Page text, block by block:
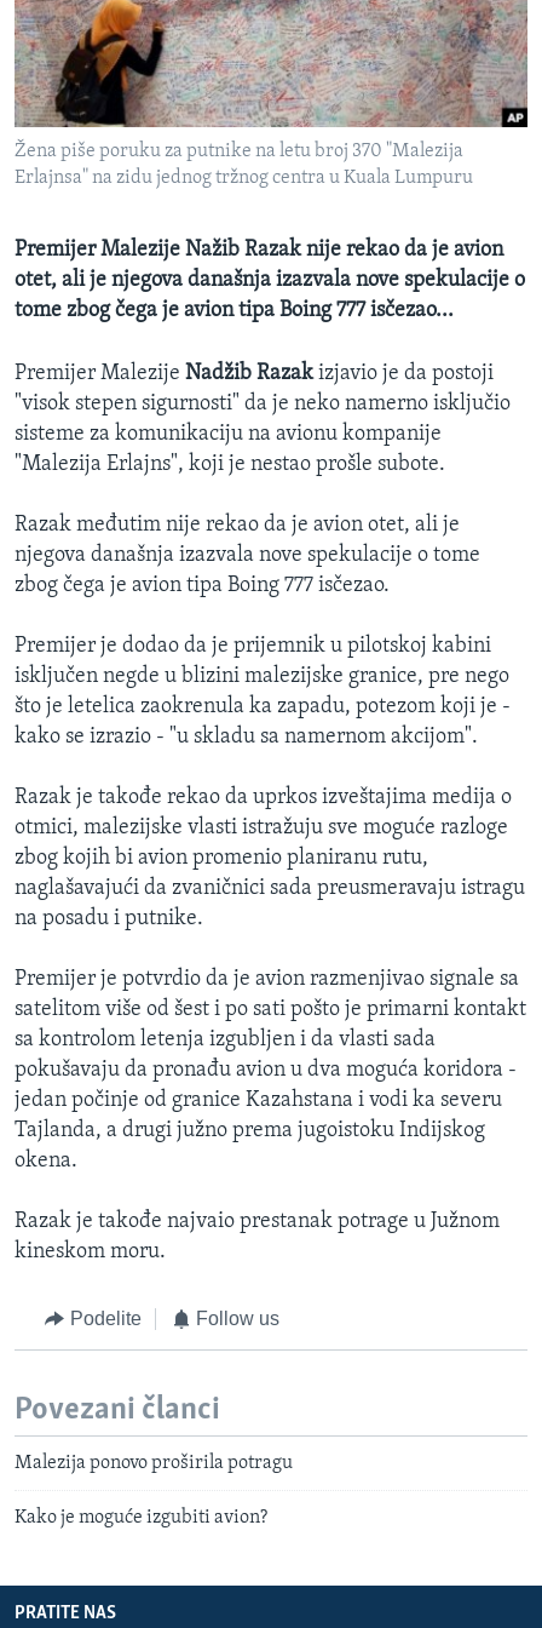
SPORT
INTERVJU
Žena piše poruku za putnike na letu broj 370 "Malezija
Erlajnsa" na zidu jednog tržnog centra u Kuala Lumpuru
Premijer Malezije Nažib Razak nije rekao da je avion
otet, ali je njegova današnja izazvala nove spekulacije o
tome zbog čega je avion tipa Boing 777 isčezao...
Premijer Malezije Nadžib Razakizjavio je da postoji
"visok stepen sigurnosti" da je neko namerno isključio
sisteme za komunikaciju na avionu kompanije
"Malezija Erlajns", koji je nestao prošle subote.
Razak međutim nije rekao da je avion otet, ali je
njegova današnja izazvala nove spekulacije o tome
zbog čega je avion tipa Boing 777 isčezao.
Premijer je dodao da je prijemnik u pilotskoj kabini
isključen negde u blizini malezijske granice, pre nego
što je letelica zaokrenula ka zapadu, potezom koji je -
kako se izrazio - "u skladu sa namernom akcijom".
Razak je takođe rekao da uprkos izveštajima medija o
otmici, malezijske vlasti istražuju sve moguće razloge
zbog kojih bi avion promenio planiranu rutu,
naglašavajući da zvaničnici sada preusmeravaju istragu
na posadu i putnike.
Premijer je potvrdio da je avion razmenjivao signale sa
satelitom više od šest i po sati pošto je primarni kontakt
sa kontrolom letenja izgubljen i da vlasti sada
pokušavaju da pronađu avion u dva moguća koridora -
jedan počinje od granice Kazahstana i vodi ka severu
Tajlanda, a drugi južno prema jugoistoku Indijskog
okena.
Razak je takođe najvaio prestanak potrage u Južnom
kineskom moru.
Podelite Follow us
Povezani članci
Malezija ponovo proširila potragu
Kako je moguće izgubiti avion?
PRATITE NAS